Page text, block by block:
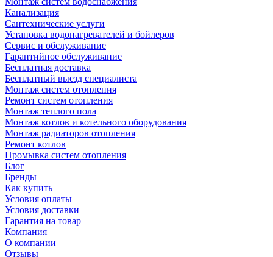
Канализация
Сантехнические услуги
Установка водонагревателей и бойлеров
Сервис и обслуживание
Гарантийное обслуживание
Бесплатная доставка
Бесплатный выезд специалиста
Монтаж систем отопления
Ремонт систем отопления
Монтаж теплого пола
Монтаж котлов и котельного оборудования
Монтаж радиаторов отопления
Ремонт котлов
Промывка систем отопления
Блог
Бренды
Как купить
Условия оплаты
Условия доставки
Гарантия на товар
Компания
О компании
Отзывы